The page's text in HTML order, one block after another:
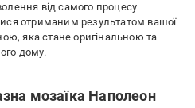
від самого процесу
отриманим результатом вашої
яка стане оригінальною та
дому.
мозаїка Наполеон